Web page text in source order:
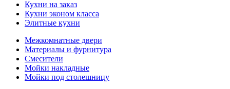
Кухни на заказ
Кухни эконом класса
Элитные кухни
Межкомнатные двери
Материалы и фурнитура
Смесители
Мойки накладные
Мойки под столешницу